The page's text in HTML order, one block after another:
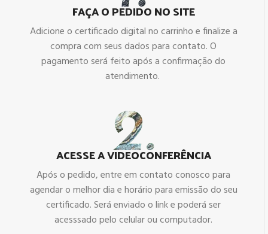
FAÇA O PEDIDO NO SITE
Adicione o certificado digital no carrinho e finalize a
compra com seus dados para contato. O
pagamento será feito após a confirmação do
atendimento.
ACESSE A VIDEOCONFERÊNCIA
Após o pedido, entre em contato conosco para
agendar o melhor dia e horário para emissão do seu
certificado. Será enviado o link e poderá ser
acesssado pelo celular ou computador.